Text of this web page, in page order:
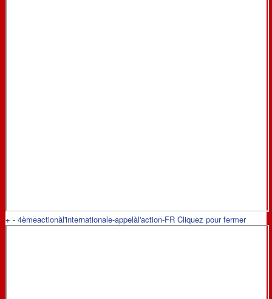
+ - 4èmeactionàl'internationale-appelàl'action-FR Cliquez pour fermer